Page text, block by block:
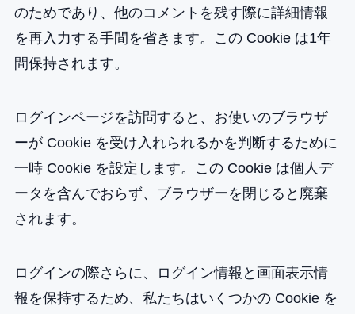
のためであり、他のコメントを残す際に詳細情報
を再入力する手間を省きます。この Cookie は1年
間保持されます。
ログインページを訪問すると、お使いのブラウザ
ーが Cookie を受け入れられるかを判断するために
一時 Cookie を設定します。この Cookie は個人デ
ータを含んでおらず、ブラウザーを閉じると廃棄
されます。
ログインの際さらに、ログイン情報と画面表示情
報を保持するため、私たちはいくつかの Cookie を